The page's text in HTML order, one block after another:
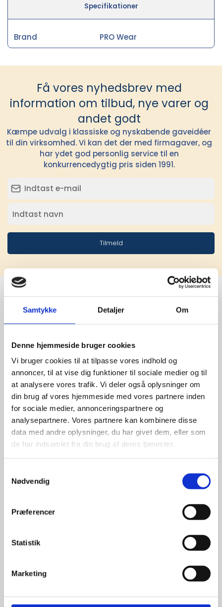
Samtykke Detaljer Om
Denne hjemmeside bruger cookies
Vi bruger cookies til at tilpasse vores indhold og
annoncer, til at vise dig funktioner til sociale medier og til
at analysere vores trafik. Vi deler også oplysninger om
din brug af vores hjemmeside med vores partnere inden
for sociale medier, annonceringspartnere og
analysepartnere. Vores partnere kan kombinere disse
data med andre oplysninger, du har givet dem, eller som
de har indsamlet fra din brug af deres tjenester.
Nødvendig
Præferencer
Statistik
Marketing
Specifikationer
Brand PRO Wear
Få vores nyhedsbrev med
information om tilbud, nye varer og
andet godt
Kæmpe udvalg i klassiske og nyskabende gaveidéer
til din virksomhed. Vi kan det der med firmagaver, og
har ydet god personlig service til en
konkurrencedygtig pris siden 1991.
Tilmeld
Stærke
leverandører
giver større
udvalg
For at sikre høj kvalitet og stor
leveringssikkerhed samarbejder vi
med de største og mest
anerkendte leverandører inden for
idé til et konkret produkt, eller et